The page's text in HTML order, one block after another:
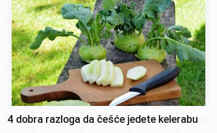
4 dobra razloga da češće jedete kelerabu